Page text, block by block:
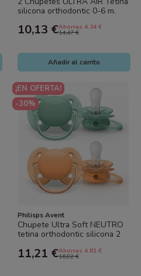
silicona orthodontic 0-6 m.
10,13 €Ahorras 4.34 €
14,47 €
Añadir al carrito
¡EN OFERTA!
-30%
Philisps Avent
Chupete Ultra Soft NEUTRO
tetina orthodontic silicona 2
Avent
11,21 €Ahorras 4.81 €
16,02 €